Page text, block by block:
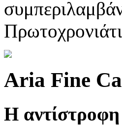
Aria Fine
Η αντίστροφη